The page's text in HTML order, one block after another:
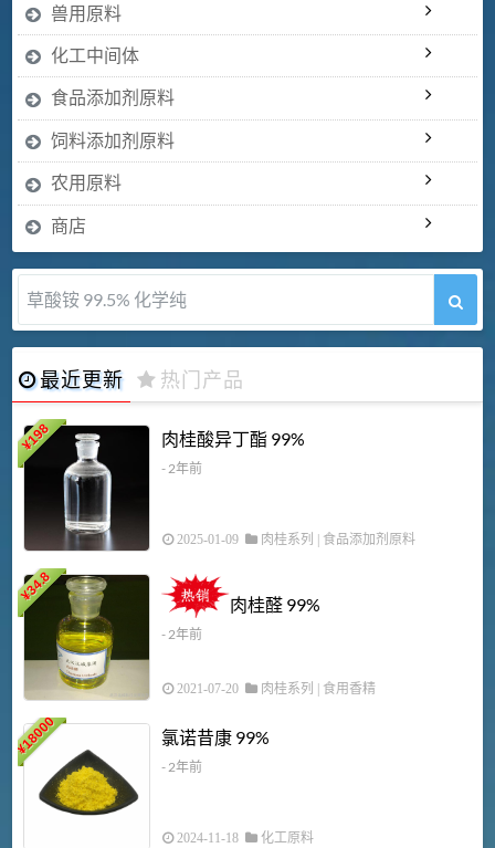
兽用原料
化工中间体
食品添加剂原料
饲料添加剂原料
农用原料
商店
草酸铵 99.5% 化学纯
最近更新 热门产品
¥
198 肉桂酸异丁酯 99%
- 2年前
2025-01-09 肉桂系列 食品添加剂原料
¥
34.8
肉桂醛 99%
- 2年前
2021-07-20 肉桂系列 食用香精
¥
18000 氯诺昔康 99%
- 2年前
2024-11-18 化工原料